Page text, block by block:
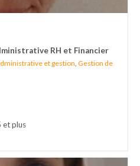
RH et Financier
et gestion Gestion de
et plus